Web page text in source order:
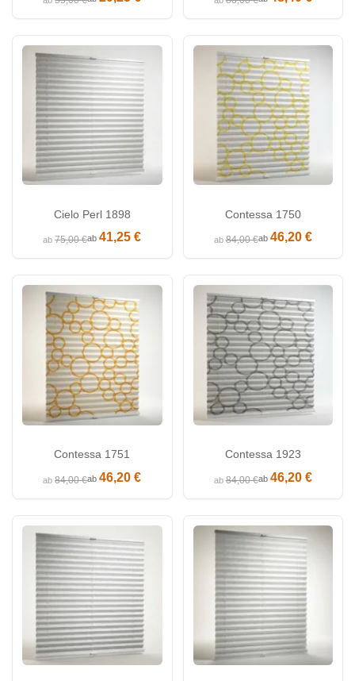
Cielo Perl 1898
ab75,00 €ab41,25 €
Contessa 1750
ab84,00 €ab 46,20 €
Contessa 1751
ab84,00 €ab46,20 €
Contessa 1923
ab84,00 €ab 46,20 €